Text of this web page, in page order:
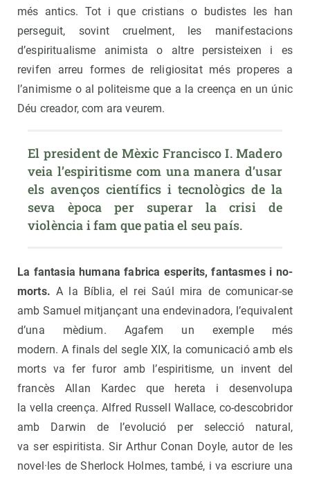
més antics. Tot i que cristians o budistes les han
perseguit, sovint cruelment, les manifestacions
d’espiritualisme animista o altre persisteixen i es
revifen arreu formes de religiositat més properes a
l’animisme o al politeisme que a la creença en un únic
Déu creador, com ara veurem.
El president de Mèxic Francisco I. Madero
veia l’espiritisme com una manera d’usar
els avenços científics i tecnològics de la
seva època per superar la crisi de
violència i fam que patia el seu país.
La fantasia humana fabrica esperits, fantasmes i no-
morts. A la Bíblia, el rei Saúl mira de comunicar-se
amb Samuel mitjançant una endevinadora, l’equivalent
d’una mèdium. Agafem un exemple més
modern. A finals del segle XIX, la comunicació amb els
morts va fer furor amb l’espiritisme, un invent del
francès Allan Kardec que hereta i desenvolupa
la vella creença. Alfred Russell Wallace, co-descobridor
amb Darwin de l’evolució per selecció natural,
va ser espiritista. Sir Arthur Conan Doyle, autor de les
novel·les de Sherlock Holmes, també, i va escriure una